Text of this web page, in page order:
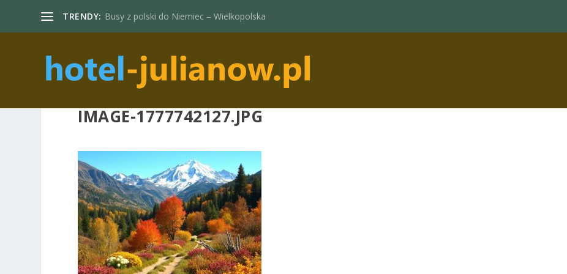
TRENDY: Busy z polski do Niemiec – Wielkopolska
IMAGE-1777742127.JPG